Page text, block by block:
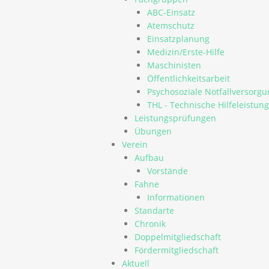
ABC-Einsatz
Atemschutz
Einsatzplanung
Medizin/Erste-Hilfe
Maschinisten
Öffentlichkeitsarbeit
Psychosoziale
THL - Technische Hilfeleistung
Leistungsprüfungen
Übungen
Verein
Aufbau
Vorstände
Fahne
Informationen
Standarte
Chronik
Doppelmitgliedschaft
Fördermitgliedschaft
Aktuell